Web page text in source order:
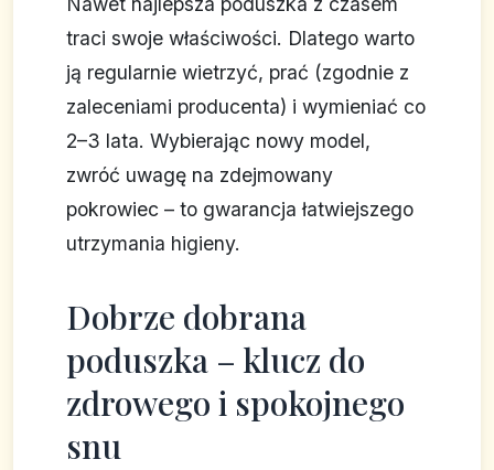
traci swoje właściwości. Dlatego warto
ją regularnie wietrzyć, prać (zgodnie z
zaleceniami producenta) i wymieniać co
2–3 lata. Wybierając nowy model,
zwróć uwagę na zdejmowany
pokrowiec – to gwarancja łatwiejszego
utrzymania higieny.
Dobrze dobrana
poduszka – klucz do
zdrowego i spokojnego
snu